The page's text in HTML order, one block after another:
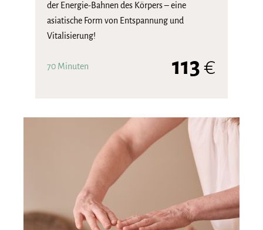
der Energie-Bahnen des Körpers – eine
asiatische Form von Entspannung und
Vitalisierung!
70 Minuten 113€